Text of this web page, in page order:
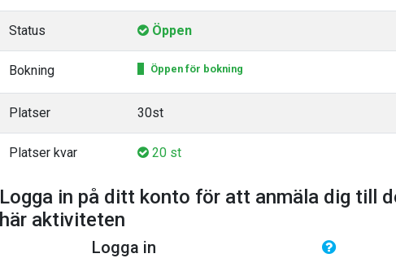
Status Öppen
Bokning Öppen för bokning
Platser 30st
Platser kvar 20 st
Logga in på ditt konto för att anmäla dig till
här aktiviteten
Logga in